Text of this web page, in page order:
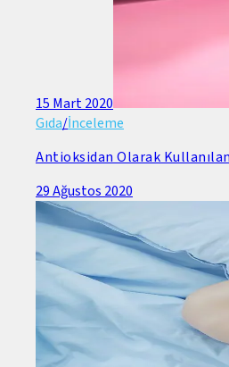
15 Mart 2020
Gıda/İnceleme
Antioksidan Olarak
29 Ağustos 2020